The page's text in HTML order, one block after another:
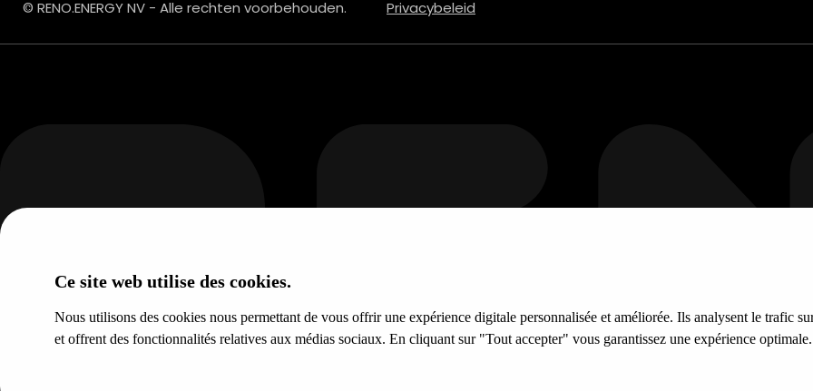
Ce site web utilise des cookies.
Nous utilisons des cookies nous permettant de vous offrir une expérience digitale personnalisée et améliorée. Ils analysent le trafic
et offrent des fonctionnalités relatives aux médias sociaux. En cliquant sur "Tout accepter" vous garantissez une expérience optimale.
© RENO.ENERGY NV - Alle rechten voorbehouden. Privacybeleid